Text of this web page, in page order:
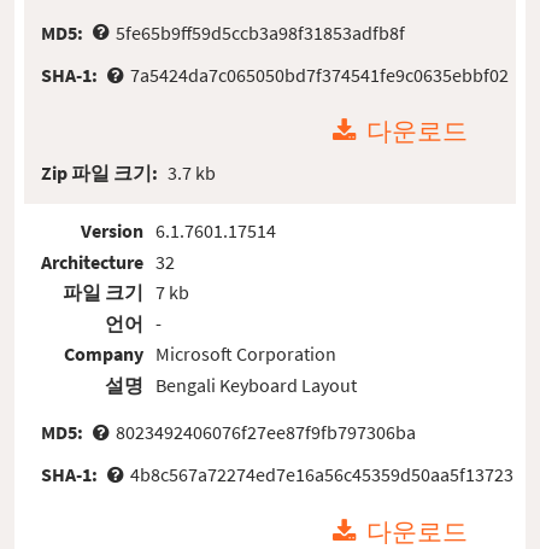
MD5:
5fe65b9ff59d5ccb3a98f31853adfb8f
SHA-1:
7a5424da7c065050bd7f374541fe9c0635ebbf02
다운로드
Zip 파일 크기: 3.7 kb
Version
Architecture
파일 크기
언어
Company
설명
6.1.7601.17514
32
7 kb
-
Microsoft Corporation
Bengali Keyboard Layout
MD5:
8023492406076f27ee87f9fb797306ba
SHA-1:
4b8c567a72274ed7e16a56c45359d50aa5f13723
다운로드